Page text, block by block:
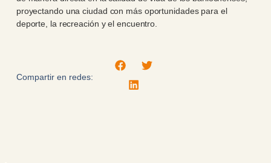
proyectando una ciudad con más oportunidades para el
deporte, la recreación y el encuentro.
Compartir en redes: